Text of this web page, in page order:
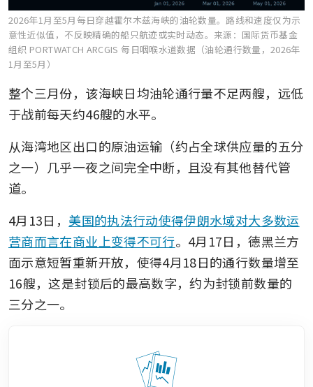
2026年1月至5月每日穿越霍尔木兹海峡的油轮数量。路线和速度仅为示
意性近似值，不反映精确的船只航迹或实时动态。 来源：国际货币基金
组织 PORTWATCH ARCGIS 每日咽喉水道数据（油轮通行数量，2026年
1月至5月）
整个三月份，该海峡日均油轮通行量不足两艘，远低
于战前每天约46艘的水平。
从海湾地区出口的原油运输（约占全球供应量的五分
之一）几乎一夜之间完全中断，且没有其他替代管
道。
4月13日， 美国的执法行动使得伊朗水域对大多数运
营商而言在商业上变得不可行。4月17日，德黑兰方
面示意短暂重新开放，使得4月18日的通行数量增至
16艘，这是封锁后的最高数字，约为封锁前数量的
三分之一。